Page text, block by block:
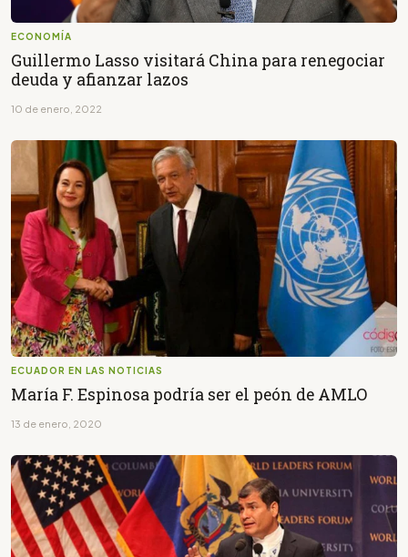
ECONOMÍA
Guillermo Lasso visitará China para renegociar
deuda y afianzar lazos
10 de enero, 2022
ECUADOR EN LAS NOTICIAS
María F. Espinosa podría ser el peón de AMLO
13 de enero, 2020